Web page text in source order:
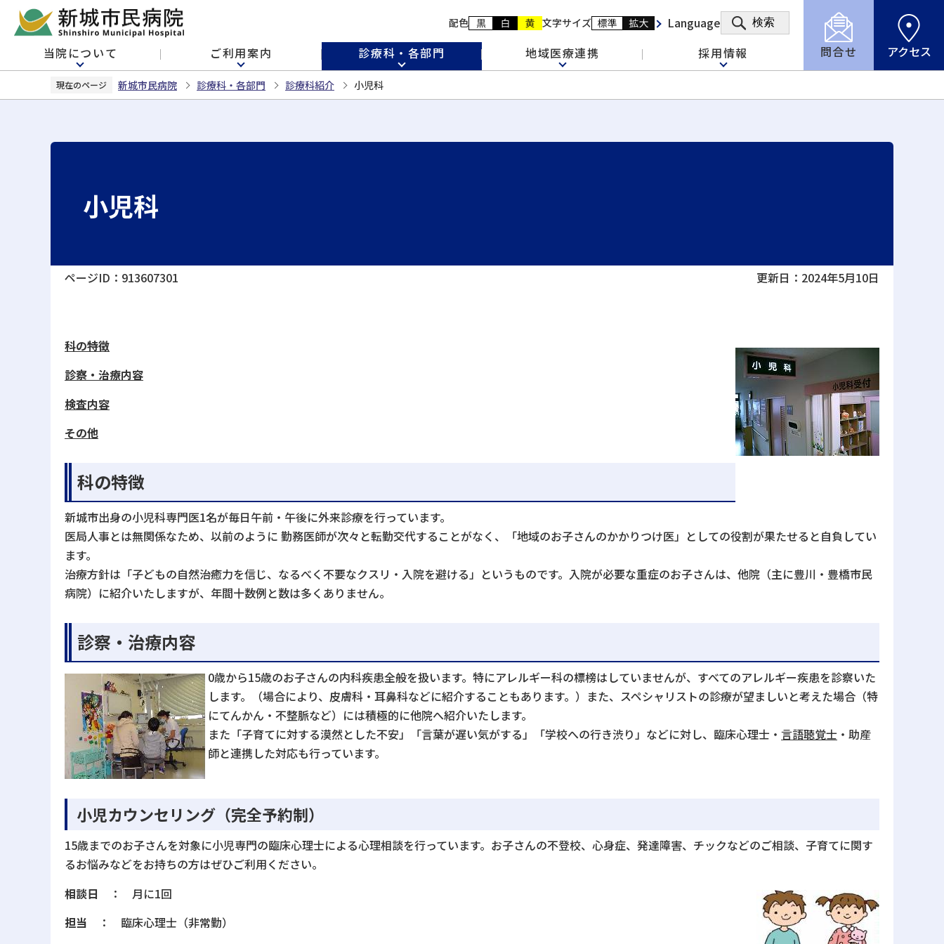
ー
の
配色 文字サイズ Language 検索
当院について ご利用案内 診療科・各部門 地域医療連携 採用情報 問合せ アクセス
現在のページ 新城市民病院 診療科・各部門 診療科紹介 小児科
小児科
ページID：913607301 更新日：2024年5月10日
科の特徴
診察・治療内容
検査内容
その他
科の特徴
新城市出身の小児科専門医1名が毎日午前・午後に外来診療を行っています。
医局人事とは無関係なため、以前のように 勤務医師が次々と転勤交代することがなく、「地域のお子さんのかかりつけ医」としての役割が果たせると自負してい
ます。
治療方針は「子どもの自然治癒力を信じ、なるべく不要なクスリ・入院を避ける」というものです。入院が必要な重症のお子さんは、他院（主に豊川・豊橋市民
病院）に紹介いたしますが、年間十数例と数は多くありません。
診察・治療内容
0歳から15歳のお子さんの内科疾患全般を扱います。特にアレルギー科の標榜はしていませんが、すべてのアレルギー疾患を診察いた
します。（場合により、皮膚科・耳鼻科などに紹介することもあります。）また、スペシャリストの診療が望ましいと考えた場合（特
にてんかん・不整脈など）には積極的に他院へ紹介いたします。
また「子育てに対する漠然とした不安」「言葉が遅い気がする」「学校への行き渋り」などに対し、臨床心理士・ 言語聴覚士 ・助産
師と連携した対応も行っています。
小児カウンセリング（完全予約制）
15歳までのお子さんを対象に小児専門の臨床心理士による心理相談を行っています。お子さんの不登校、心身症、発達障害、チックなどのご相談、子育てに関す
るお悩みなどをお持ちの方はぜひご利用ください。
相談日 ： 月に1回
担当 ： 臨床心理士（非常勤）